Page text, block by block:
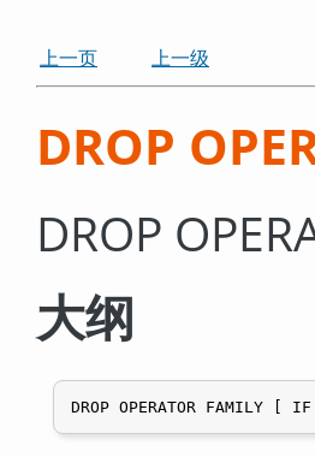
上一页
上一级
DROP
DROP
大纲
DROP OPERATOR FAMILY [